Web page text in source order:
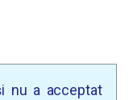
nu a acceptat